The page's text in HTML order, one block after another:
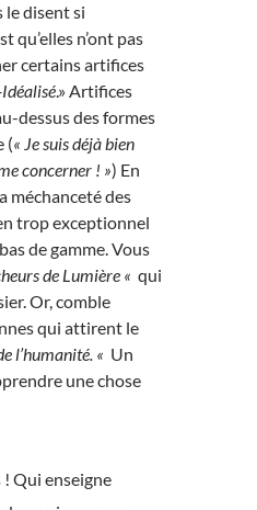
le disent si
qu’elles n’ont pas
certains artifices
.» Artifices
dessus des formes
(« Je suis déjà bien
concerner ! ») En
méchanceté des
trop exceptionnel
de gamme. Vous
de Lumière « qui
Or, comble
qui attirent le
l’humanité. « Un
une chose
! Qui enseigne